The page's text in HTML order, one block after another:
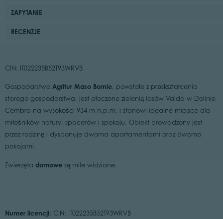
ZAPYTANIE
RECENZJE
CIN: IT022235B52T93WRVB
Gospodarstwo Agritur Maso Bornie, powstałe z przekształcenia
starego gospodarstwa, jest otoczone zielenią lasów Valda w Dolinie
Cembra na wysokości 934 m n.p.m. i stanowi idealne miejsce dla
miłośników natury, spacerów i spokoju. Obiekt prowadzony jest
przez rodzinę i dysponuje dwoma apartamentami oraz dwoma
pokojami.
Zwierzęta domowesą mile widziane.
Numer licencji: CIN: IT022235B52T93WRVB